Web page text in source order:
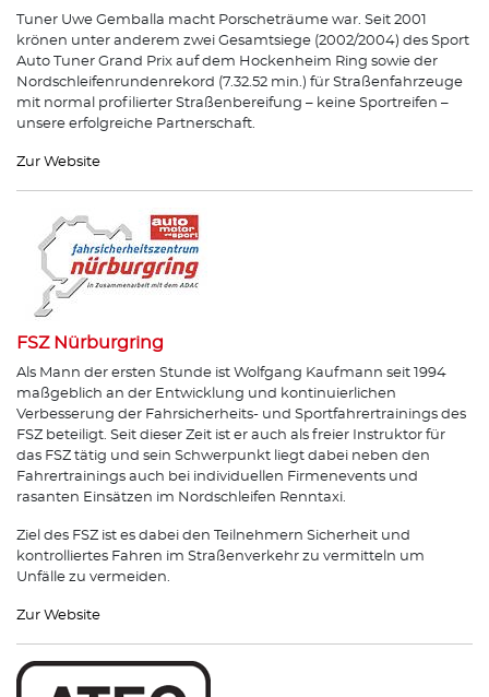
Tuner Uwe Gemballa macht Porscheträume war. Seit 2001
krönen unter anderem zwei Gesamtsiege (2002/2004) des Sport
Auto Tuner Grand Prix auf dem Hockenheim Ring sowie der
Nordschleifenrundenrekord (7.32.52 min.) für Straßenfahrzeuge
mit normal profilierter Straßenbereifung – keine Sportreifen –
unsere erfolgreiche Partnerschaft.
Zur Website
FSZ Nürburgring
Als Mann der ersten Stunde ist Wolfgang Kaufmann seit 1994
maßgeblich an der Entwicklung und kontinuierlichen
Verbesserung der Fahrsicherheits- und Sportfahrertrainings des
FSZ beteiligt. Seit dieser Zeit ist er auch als freier Instruktor für
das FSZ tätig und sein Schwerpunkt liegt dabei neben den
Fahrertrainings auch bei individuellen Firmenevents und
rasanten Einsätzen im Nordschleifen Renntaxi.
Ziel des FSZ ist es dabei den Teilnehmern Sicherheit und
kontrolliertes Fahren im Straßenverkehr zu vermitteln um
Unfälle zu vermeiden.
Zur Website